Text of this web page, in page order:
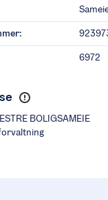
6972
BOLIGSAMEIE